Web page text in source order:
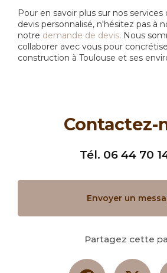
Pour en savoir plus sur nos
devis personnalisé, n'hésitez pas à
notre demande de devis. Nous
collaborer avec vous pour
construction à Toulouse et ses
Contactez-
Tél. 06 44 70
Envoyer un
Partagez cette
Facebook